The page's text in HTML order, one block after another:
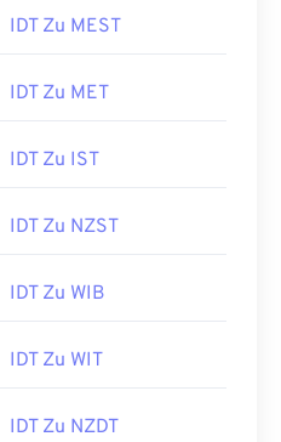
IDT Zu MEST
IDT Zu MET
IDT Zu IST
IDT Zu NZST
IDT Zu WIB
IDT Zu WIT
IDT Zu NZDT